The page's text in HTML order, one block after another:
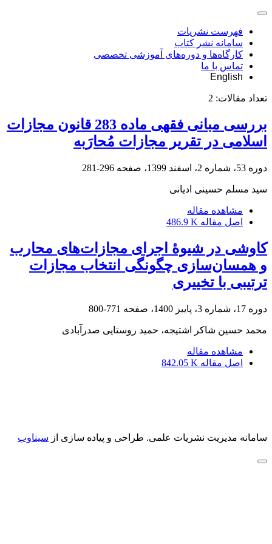
فهرست نشریات
سامانه نشر کتاب
کارگاه‌ها و دوره‌های آموزشی تخصصی
تماس با ما
English
تعداد مقالات: 2
بررسی مبانی فقهی ماده 283 قانون مجازات
اسلامی در تقریر مجازات مُحارَبه
دوره 53، شماره 2، اسفند 1399، صفحه 296-281
سید مسلم حسینی ادیانی
مشاهده مقاله
اصل مقاله 486.9 K
کاوشی در شیوۀ اجرای مجازات‌های محارب
و همسان‌سازی چگونگی انتخاب مجازات
ترتیبی با تخییری
دوره 17، شماره 3، پاییز 1400، صفحه 771-800
محمد حسین شاکر اشتیجه، حمید روستایی صدرآبادی
مشاهده مقاله
اصل مقاله 842.05 K
سامانه مدیریت نشریات علمی. طراحی و پیاده سازی از سیناوب